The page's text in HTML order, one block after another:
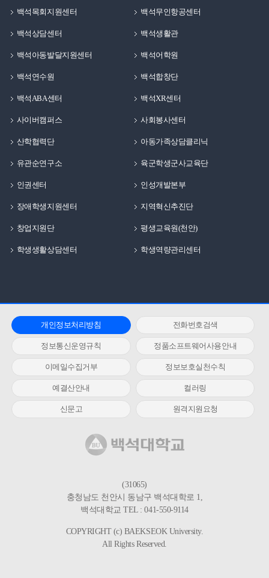
백석목회지원센터 백석무인항공센터
백석상담센터 백석생활관
백석아동발달지원센터 백석어학원
백석연수원 백석합창단
백석ABA센터 백석XR센터
사이버캠퍼스 사회봉사센터
산학협력단 아동가족상담클리닉
유관순연구소 육군학생군사교육단
인권센터 인성개발본부
장애학생지원센터 지역혁신추진단
창업지원단 평생교육원(천안)
학생생활상담센터 학생역량관리센터
개인정보처리방침 전화번호검색
정보통신운영규칙 정품소프트웨어사용안내
이메일수집거부 정보보호실천수칙
예결산안내 컬러링
신문고 원격지원요청
(31065)
충청남도 천안시 동남구 백석대학로 1,
백석대학교 TEL : 041-550-9114
COPYRIGHT (c) BAEKSEOK University.
All Rights Reserved.